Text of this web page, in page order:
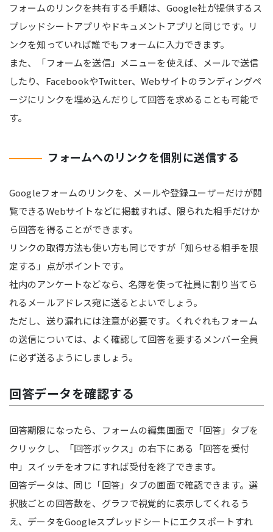
フォームのリンクを共有する手順は、Google社が提供するス
プレッドシートアプリやドキュメントアプリと同じです。リ
ンクを知っていれば誰でもフォームに入力できます。
また、「フォームを送信」メニューを使えば、メールで送信
したり、FacebookやTwitter、Webサイトのランディングペ
ージにリンクを埋め込んだりして回答を求めることも可能で
す。
フォームへのリンクを個別に送信する
Googleフォームのリンクを、メールや登録ユーザーだけが閲
覧できるWebサイトなどに掲載すれば、限られた相手だけか
ら回答を得ることができます。
リンクの取得方法も使い方も同じですが「知らせる相手を限
定する」点がポイントです。
社内のアンケートなどなら、名簿を使って社員に割り当てら
れるメールアドレス宛に送るとよいでしょう。
ただし、送り漏れには注意が必要です。くれぐれもフォーム
の送信については、よく確認して回答を要するメンバー全員
に必ず送るようにしましょう。
回答データを確認する
回答期限になったら、フォームの編集画面で「回答」タブを
クリックし、「回答ボックス」の右下にある「回答を受付
中」スイッチをオフにすれば受付を終了できます。
回答データは、同じ「回答」タブの画面で確認できます。選
択肢ごとの回答数を、グラフで視覚的に表示してくれるう
え、データをGoogleスプレッドシートにエクスポートすれ